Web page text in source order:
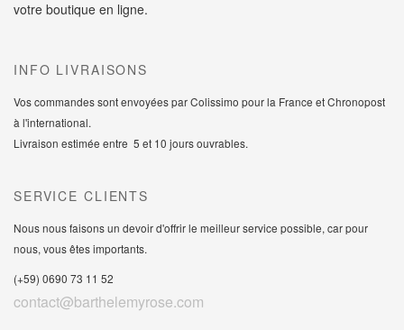
votre boutique en ligne.
INFO LIVRAISONS
Vos commandes sont envoyées par Colissimo pour la France et Chronopost
à l'international.
Livraison estimée entre 5 et 10 jours ouvrables.
SERVICE CLIENTS
Nous nous faisons un devoir d'offrir le meilleur service possible, car pour
nous, vous êtes importants.
(+59) 0690 73 11 52
contact@barthelemyrose.com